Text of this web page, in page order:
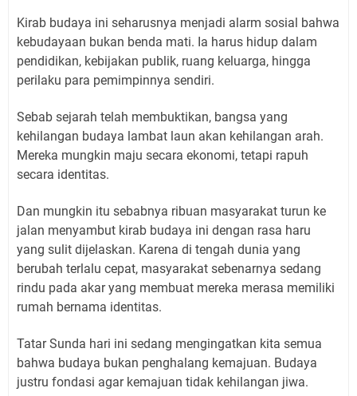
Kirab budaya ini seharusnya menjadi alarm sosial bahwa
kebudayaan bukan benda mati. Ia harus hidup dalam
pendidikan, kebijakan publik, ruang keluarga, hingga
perilaku para pemimpinnya sendiri.
Sebab sejarah telah membuktikan, bangsa yang
kehilangan budaya lambat laun akan kehilangan arah.
Mereka mungkin maju secara ekonomi, tetapi rapuh
secara identitas.
Dan mungkin itu sebabnya ribuan masyarakat turun ke
jalan menyambut kirab budaya ini dengan rasa haru
yang sulit dijelaskan. Karena di tengah dunia yang
berubah terlalu cepat, masyarakat sebenarnya sedang
rindu pada akar yang membuat mereka merasa memiliki
rumah bernama identitas.
Tatar Sunda hari ini sedang mengingatkan kita semua
bahwa budaya bukan penghalang kemajuan. Budaya
justru fondasi agar kemajuan tidak kehilangan jiwa.